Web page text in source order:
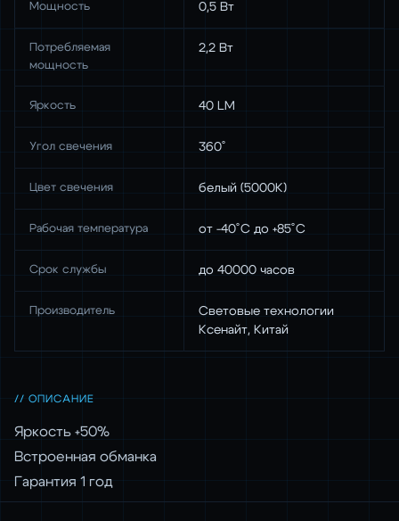
Мощность 0,5 Вт
Потребляемая
мощность
2,2 Вт
Яркость 40 LM
Угол свечения 360˚
Цвет свечения белый (5000К)
Рабочая температура от -40˚С до +85˚С
Срок службы до 40000 часов
Производитель
Световые технологии
Ксенайт, Китай
// ОПИСАНИЕ
Яркость +50%
Встроенная обманка
Гарантия 1 год